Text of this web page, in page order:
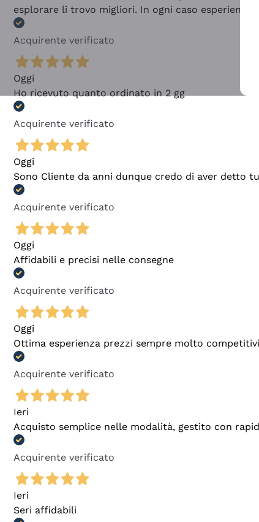
esplorare li trovo migliori. In ogni caso esperienza
Acquirente verificato
Oggi
Ho ricevuto quanto ordinato in 2 gg
Acquirente verificato
Oggi
Sono Cliente da anni dunque credo di aver detto
Acquirente verificato
Oggi
Affidabili e precisi nelle consegne
Acquirente verificato
Oggi
Ottima esperienza prezzi sempre molto
Acquirente verificato
Ieri
Acquisto semplice nelle modalità, gestito con
Acquirente verificato
Ieri
Seri affidabili